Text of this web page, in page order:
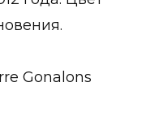
Gonalons